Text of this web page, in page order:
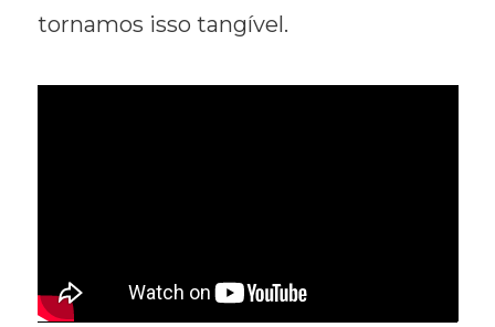
tornamos isso tangível.